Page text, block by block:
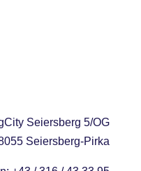
Seiersberg 5/OG
Seiersberg-Pirka